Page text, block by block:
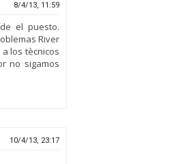
8/4/13, 11:59
el puesto.
River
los tècnicos
no sigamos
10/4/13, 23:17